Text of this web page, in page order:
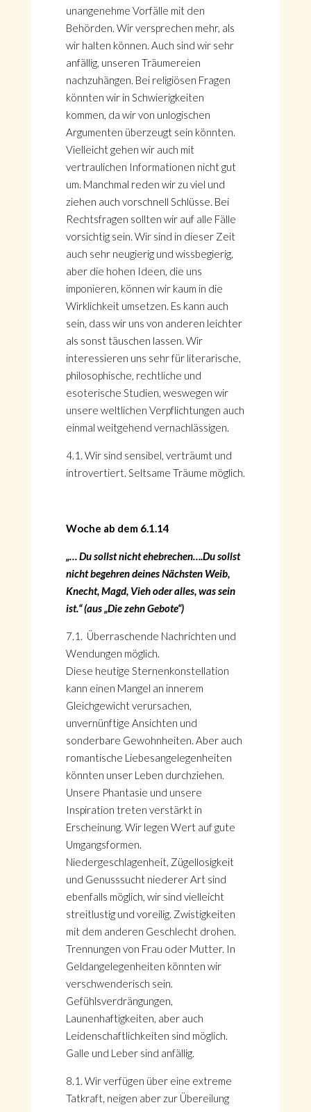
unangenehme Vorfälle mit den
Behörden. Wir versprechen mehr, als
wir halten können. Auch sind wir sehr
anfällig, unseren Träumereien
nachzuhängen. Bei religiösen Fragen
könnten wir in Schwierigkeiten
kommen, da wir von unlogischen
Argumenten überzeugt sein könnten.
Vielleicht gehen wir auch mit
vertraulichen Informationen nicht gut
um. Manchmal reden wir zu viel und
ziehen auch vorschnell Schlüsse. Bei
Rechtsfragen sollten wir auf alle Fälle
vorsichtig sein. Wir sind in dieser Zeit
auch sehr neugierig und wissbegierig,
aber die hohen Ideen, die uns
imponieren, können wir kaum in die
Wirklichkeit umsetzen. Es kann auch
sein, dass wir uns von anderen leichter
als sonst täuschen lassen. Wir
interessieren uns sehr für literarische,
philosophische, rechtliche und
esoterische Studien, weswegen wir
unsere weltlichen Verpflichtungen auch
einmal weitgehend vernachlässigen.
4.1. Wir sind sensibel, verträumt und
introvertiert. Seltsame Träume möglich.
Woche ab dem 6.1.14
„… Du sollst nicht ehebrechen….Du sollst
nicht begehren deines Nächsten Weib,
Knecht, Magd, Vieh oder alles, was sein
ist.“ (aus „Die zehn Gebote“)
7.1. Überraschende Nachrichten und
Wendungen möglich.
Diese heutige Sternenkonstellation
kann einen Mangel an innerem
Gleichgewicht verursachen,
unvernünftige Ansichten und
sonderbare Gewohnheiten. Aber auch
romantische Liebesangelegenheiten
könnten unser Leben durchziehen.
Unsere Phantasie und unsere
Inspiration treten verstärkt in
Erscheinung. Wir legen Wert auf gute
Umgangsformen.
Niedergeschlagenheit, Zügellosigkeit
und Genusssucht niederer Art sind
ebenfalls möglich, wir sind vielleicht
streitlustig und voreilig. Zwistigkeiten
mit dem anderen Geschlecht drohen.
Trennungen von Frau oder Mutter. In
Geldangelegenheiten könnten wir
verschwenderisch sein.
Gefühlsverdrängungen,
Launenhaftigkeiten, aber auch
Leidenschaftlichkeiten sind möglich.
Galle und Leber sind anfällig.
8.1. Wir verfügen über eine extreme
Tatkraft, neigen aber zur Übereilung